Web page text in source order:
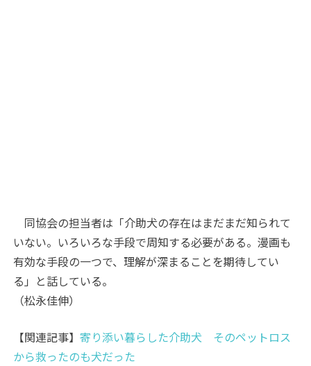
同協会の担当者は「介助犬の存在はまだまだ知られて
いない。いろいろな手段で周知する必要がある。漫画も
有効な手段の一つで、理解が深まることを期待してい
る」と話している。
（松永佳伸）
【関連記事】寄り添い暮らした介助犬 そのペットロス
から救ったのも犬だった